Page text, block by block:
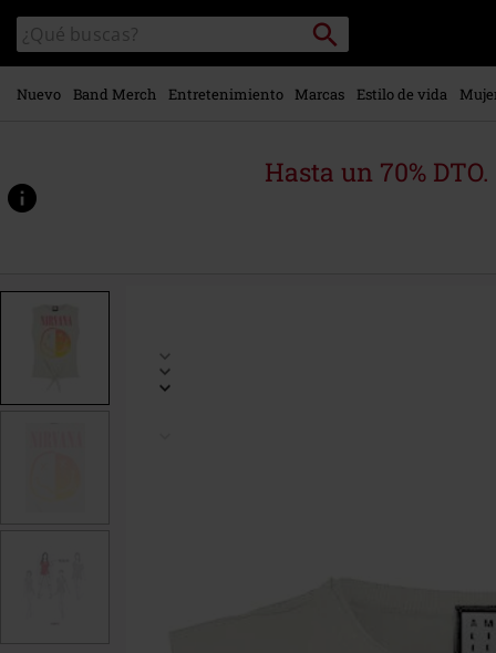
contenido
principal
Buscar
en
el
catálogo
Buscar
Nuevo Band Merch Entretenimiento Marcas Estilo de vida
Hasta un 70%
www.emp-
p/amplified-